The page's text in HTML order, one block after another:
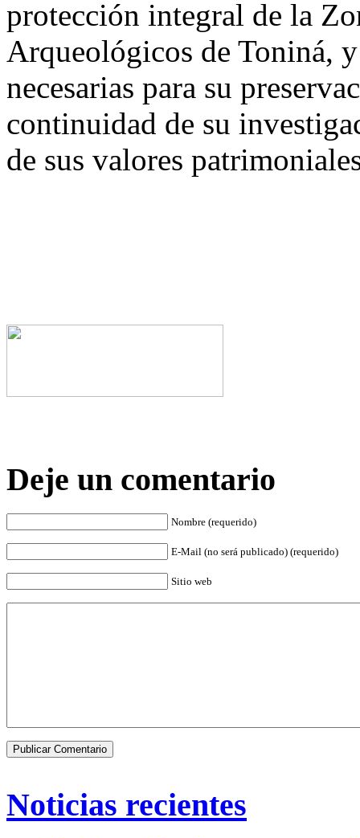
protección integral de la
Arqueológicos de Toniná,
necesarias para su
continuidad de su
de sus valores
Deje un comentario
Nombre (requerido)
E-Mail (no será publicado) (requerido)
Sitio web
Noticias recientes